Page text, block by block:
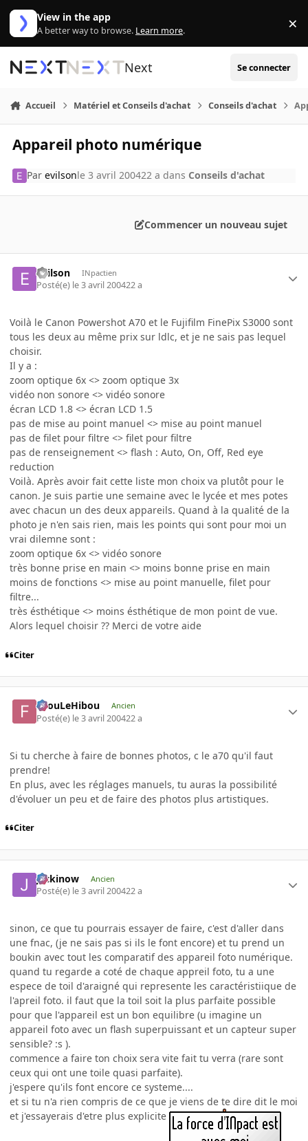
Aller au contenu
View in the app
A better way to browse. Learn more. ×
Next Se connecter
Accueil Matériel et Conseils d'achat Conseils d'achat
Appareil photo numérique
Parevilsonle 3 avril 200422 a dans Conseils d'achat
Commencer un nouveau sujet
evilson INpactien
Posté(e) le 3 avril 200422 a
Voilà le Canon Powershot A70 et le Fujifilm FinePix S3000 sont
tous les deux au même prix sur ldlc, et je ne sais pas lequel
choisir.
Il y a :
zoom optique 6x <> zoom optique 3x
vidéo non sonore <> vidéo sonore
écran LCD 1.8 <> écran LCD 1.5
pas de mise au point manuel <> mise au point manuel
pas de filet pour filtre <> filet pour filtre
pas de renseignement <> flash : Auto, On, Off, Red eye
reduction
Voilà. Après avoir fait cette liste mon choix va plutôt pour le
canon. Je suis partie une semaine avec le lycée et mes potes
avec chacun un des deux appareils. Quand à la qualité de la
photo je n'en sais rien, mais les points qui sont pour moi un
vrai dilemne sont :
zoom optique 6x <> vidéo sonore
très bonne prise en main <> moins bonne prise en main
moins de fonctions <> mise au point manuelle, filet pour
filtre...
très ésthétique <> moins ésthétique de mon point de vue.
Alors lequel choisir ?? Merci de votre aide
Citer
FilouLeHibou Ancien
Posté(e) le 3 avril 200422 a
Si tu cherche à faire de bonnes photos, c le a70 qu'il faut
prendre!
En plus, avec les réglages manuels, tu auras la possibilité
d'évoluer un peu et de faire des photos plus artistiques.
Citer
jackinow Ancien
Posté(e) le 3 avril 200422 a
sinon, ce que tu pourrais essayer de faire, c'est d'aller dans
une fnac, (je ne sais pas si ils le font encore) et tu prend un
boukin avec tout les comparatif des appareil foto numérique.
quand tu regarde a coté de chaque appreil foto, tu a une
espece de toil d'araigné qui represente les caractéristiique de
l'apreil foto. il faut que la toil soit la plus parfaite possible
pour que l'appareil est un bon equilibre (u imagine un
appareil foto avec un flash superpuissant et un capteur super
sensible? :s ).
commence a faire ton choix sera vite fait tu verra (rare sont
ceux qui ont une toile quasi parfaite).
j'espere qu'ils font encore ce systeme....
et si tu n'a rien compris de ce que je viens de te dire dit le moi
et j'essayerais d'etre plus explicite